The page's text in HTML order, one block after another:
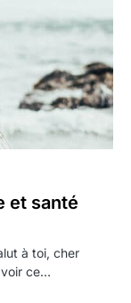
et santé
à toi, cher
ce…